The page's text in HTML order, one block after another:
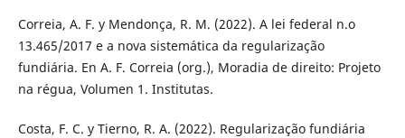
Correia, A. F. y Mendonça, R. M. (2022). A lei federal n.o
13.465/2017 e a nova sistemática da regularização
fundiária. En A. F. Correia (org.), Moradia de direito: Projeto
na régua, Volumen 1. Institutas.
Costa, F. C. y Tierno, R. A. (2022). Regularização fundiária